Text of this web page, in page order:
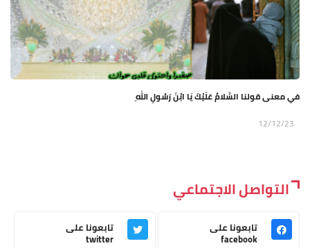
في معنى قولنا السَّلامُ عَلَيْكَ يَا ابْنَ رَسُولِ اللهِ
12/12/23
التواصل الاجتماعي
تابعونا على
facebook
تابعونا على
twitter